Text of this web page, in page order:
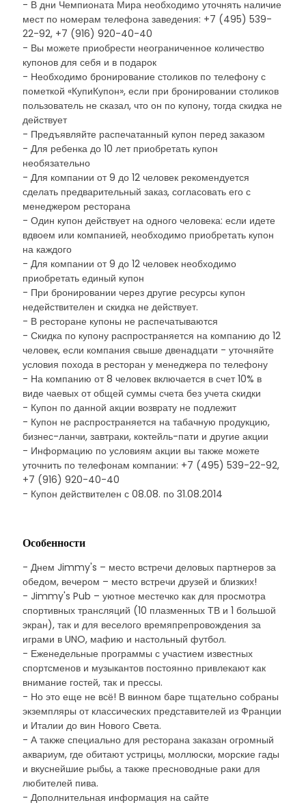
- В дни Чемпионата Мира необходимо уточнять наличие
мест по номерам телефона заведения: +7 (495) 539-
22-92, +7 (916) 920-40-40
- Вы можете приобрести неограниченное количество
купонов для себя и в подарок
- Необходимо бронирование столиков по телефону с
пометкой «КупиКупон», если при бронировании столиков
пользователь не сказал, что он по купону, тогда скидка не
действует
- Предъявляйте распечатанный купон перед заказом
- Для ребенка до 10 лет приобретать купон
необязательно
- Для компании от 9 до 12 человек рекомендуется
сделать предварительный заказ, согласовать его с
менеджером ресторана
- Один купон действует на одного человека: если идете
вдвоем или компанией, необходимо приобретать купон
на каждого
- Для компании от 9 до 12 человек необходимо
приобретать единый купон
- При бронировании через другие ресурсы купон
недействителен и скидка не действует.
- В ресторане купоны не распечатываются
- Скидка по купону распространяется на компанию до 12
человек, если компания свыше двенадцати - уточняйте
условия похода в ресторан у менеджера по телефону
- На компанию от 8 человек включается в счет 10% в
виде чаевых от общей суммы счета без учета скидки
- Купон по данной акции возврату не подлежит
- Купон не распространяется на табачную продукцию,
бизнес-ланчи, завтраки, коктейль-пати и другие акции
- Информацию по условиям акции вы также можете
уточнить по телефонам компании: +7 (495) 539-22-92,
+7 (916) 920-40-40
- Купон действителен с 08.08. по 31.08.2014
Особенности
- Днем Jimmy's – место встречи деловых партнеров за
обедом, вечером – место встречи друзей и близких!
- Jimmy's Pub – уютное местечко как для просмотра
спортивных трансляций (10 плазменных ТВ и 1 большой
экран), так и для веселого времяпрепровождения за
играми в UNO, мафию и настольный футбол.
- Еженедельные программы с участием известных
спортсменов и музыкантов постоянно привлекают как
внимание гостей, так и прессы.
- Но это еще не всё! В винном баре тщательно собраны
экземпляры от классических представителей из Франции
и Италии до вин Нового Света.
- А также специально для ресторана заказан огромный
аквариум, где обитают устрицы, моллюски, морские гады
и вкуснейшие рыбы, а также пресноводные раки для
любителей пива.
- Дополнительная информация на сайте